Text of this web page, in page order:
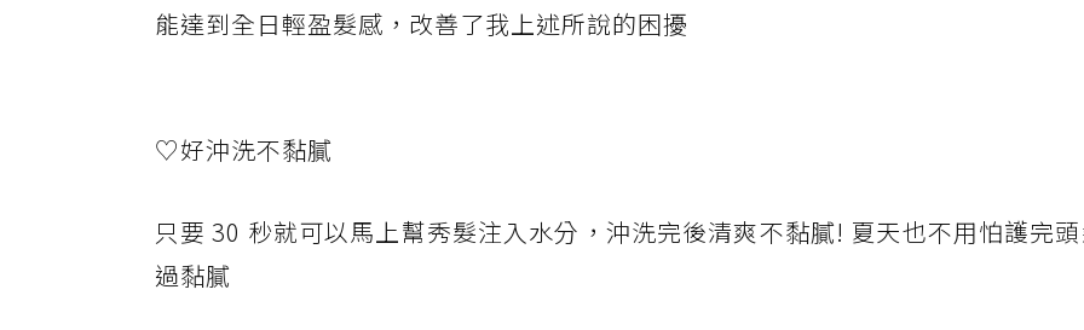
能達到全日輕盈髮感，改善了我上述所說的困擾
♡好沖洗不黏膩
只要 30 秒就可以馬上幫秀髮注入水分，沖洗完後清爽不黏膩! 夏天也不用怕護完
過黏膩